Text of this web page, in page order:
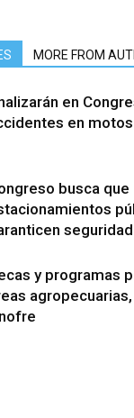
MORE FROM
en
en motos
busca que
y programas